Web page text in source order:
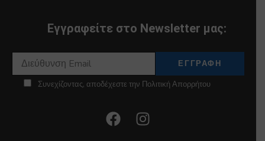
Εγγραφείτε στο Newsletter μας:
Συνεχίζοντας, αποδέχεστε την Πολιτική Απορρήτου